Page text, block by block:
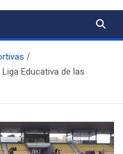
Educativa de las